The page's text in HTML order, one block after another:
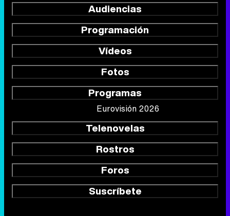
Audiencias
Programación
Vídeos
Fotos
Programas
Eurovisión 2026
Telenovelas
Rostros
Foros
Suscríbete